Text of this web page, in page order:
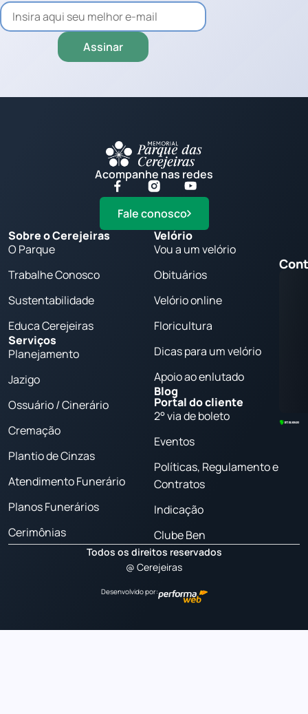
Acompanhe nas redes
Fale conosco
Sobre o Cerejeiras
O Parque
Trabalhe Conosco
Sustentabilidade
Educa Cerejeiras
Serviços
Planejamento
Jazigo
Ossuário / Cinerário
Cremação
Plantio de Cinzas
Atendimento Funerário
Planos Funerários
Cerimônias
Velório
Vou a um velório
Obituários
Velório online
Floricultura
Dicas para um velório
Apoio ao enlutado
Blog
Portal do cliente
2° via de boleto
Eventos
Políticas, Regulamento e
Contratos
Indicação
Clube Ben
Todos os direitos reservados
@ Cerejeiras
Desenvolvido por: